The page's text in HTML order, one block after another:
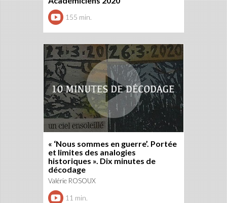
155 min.
« ‘Nous sommes en guerre’. Portée
et limites des analogies
historiques ». Dix minutes de
décodage
Valérie ROSOUX
11 min.